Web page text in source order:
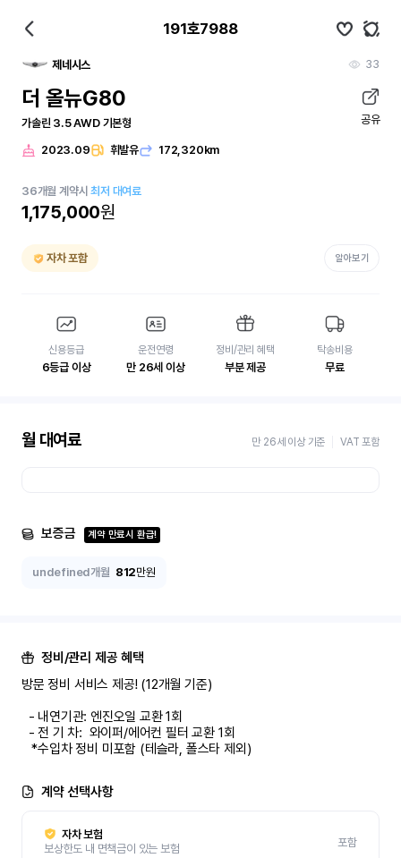
191호7988
제네시스 33
더 올뉴G80
가솔린 3.5 AWD 기본형 공유
2023.09 휘발유 172,320km
36개월 계약시최저 대여료
1,175,000원
자차 포함 알아보기
신용등급
6등급 이상
운전연령
만 26세 이상
정비/관리 혜택
부분 제공
탁송비용
무료
월 대여료 만 26세 이상 기준 VAT 포함
보증금 계약 만료시 환급!
undefined개월 812만원
정비/관리 제공 혜택
방문 정비 서비스 제공! (12개월 기준)
   *수입차 정비 미포함 (테슬라, 폴스타 제외)
계약 선택사항
자차 보험
보상한도 내 면책금이 있는 보험
포함